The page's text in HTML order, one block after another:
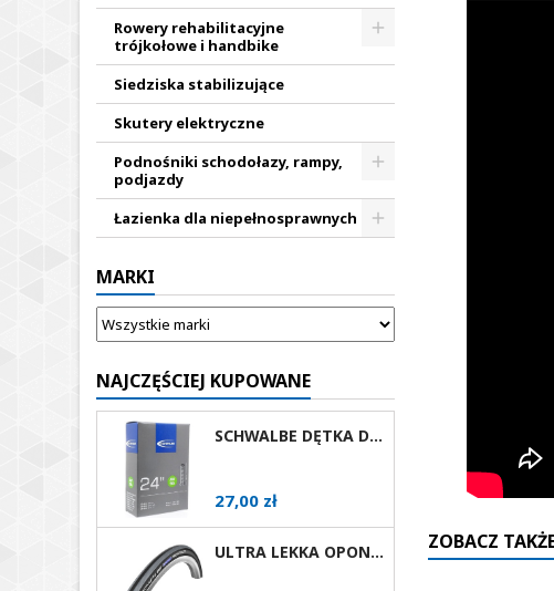
Rowery rehabilitacyjne
trójkołowe i handbike
Siedziska stabilizujące
Skutery elektryczne
Podnośniki schodołazy, rampy,
podjazdy
Łazienka dla niepełnosprawnych
MARKI
NAJCZĘŚCIEJ KUPOWANE
SCHWALBE DĘTKA DO WÓZKA INWALIDZKIEGO 24X1 AV
Cena
27,00 zł
ULTRA LEKKA OPONA DO WÓZKA AKTYWNEGO SCHWALBE RIGHTRUN RÓŻNE ROZMIARY I KOLORY AV ZOBACZ